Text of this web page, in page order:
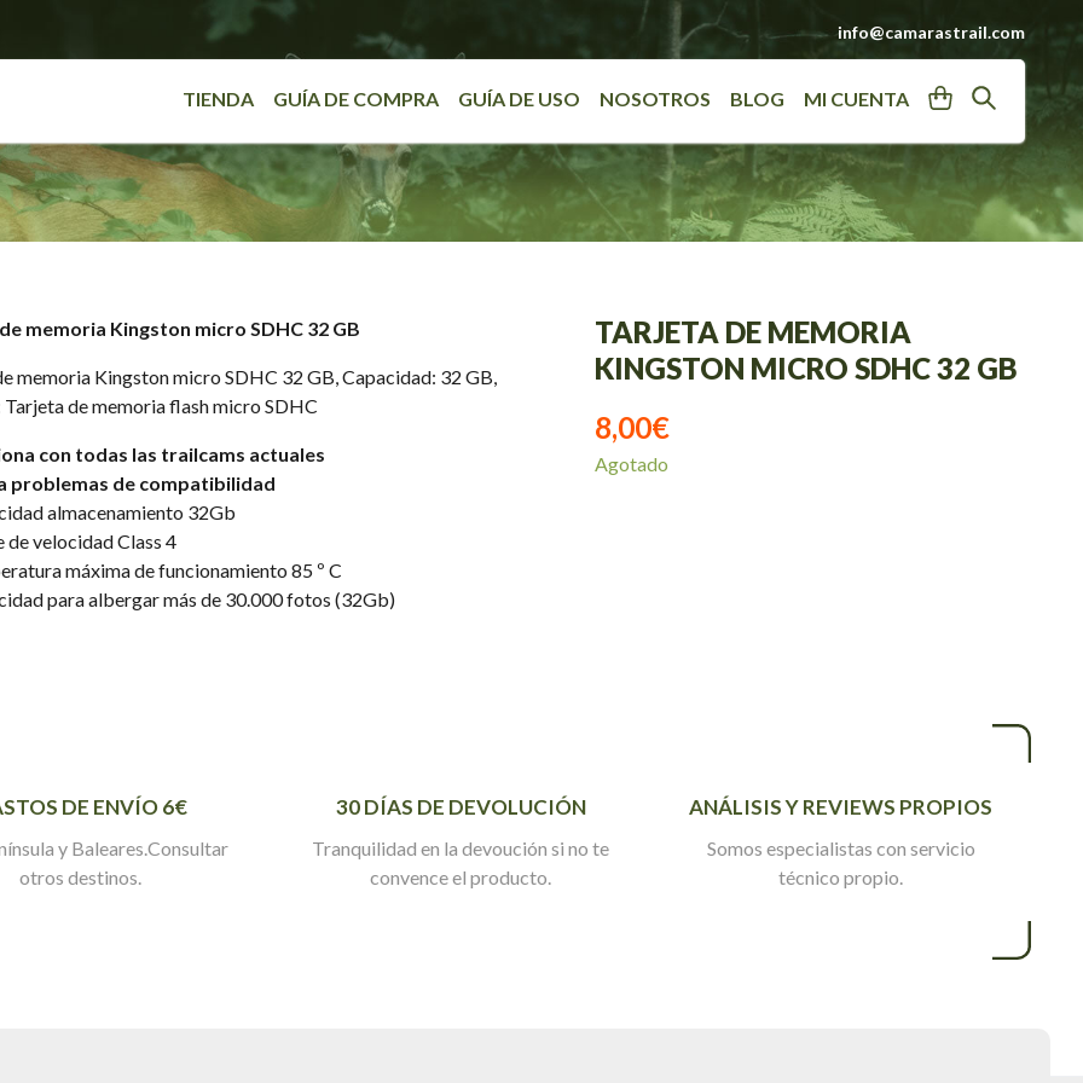
info@camarastrail.com
TIENDA GUÍA DE COMPRA GUÍA DE USO NOSOTROS BLOG MI CUENTA
User
Search
memoria Kingston micro SDHC 32 GB
memoria Kingston micro SDHC 32 GB, Capacidad: 32 GB,
de memoria flash micro SDHC
con todas las trailcams actuales
problemas de compatibilidad
almacenamiento 32Gb
de velocidad Class 4
máxima de funcionamiento 85 º C
para albergar más de 30.000 fotos (32Gb)
TARJETA DE MEMORIA
KINGSTON MICRO SDHC 32 GB
8,00€
Agotado
DE ENVÍO 6€
y Baleares.Consultar
otros destinos.
30 DÍAS DE DEVOLUCIÓN
Tranquilidad en la devoución si no te
convence el producto.
ANÁLISIS Y REVIEWS PROPIOS
Somos especialistas con servicio
técnico propio.